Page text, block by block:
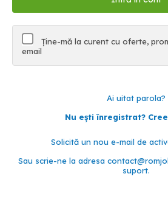
Ține-mă la curent cu oferte,
email
Ai uitat parola?
Nu ești înregistrat?
Solicită un nou e-mail de
Sau scrie-ne la adresa
suport.